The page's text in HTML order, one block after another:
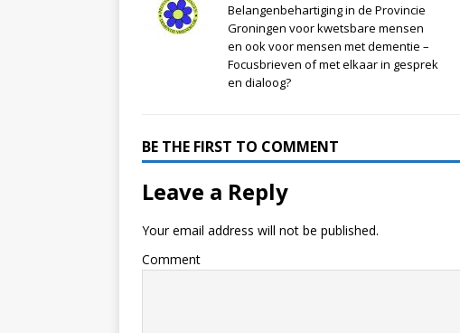
Belangenbehartiging in de Provincie
Groningen voor kwetsbare mensen
en ook voor mensen met dementie –
Focusbrieven of met elkaar in gesprek
en dialoog?
BE THE FIRST TO COMMENT
Leave a Reply
Your email address will not be published.
Comment